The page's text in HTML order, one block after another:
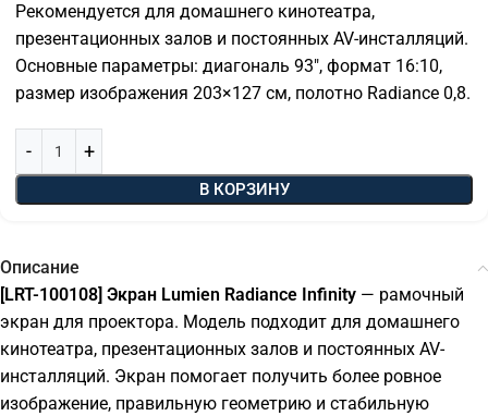
Рекомендуется для домашнего кинотеатра,
презентационных залов и постоянных AV-инсталляций.
Основные параметры: диагональ 93″, формат 16:10,
размер изображения 203×127 см, полотно Radiance 0,8.
В КОРЗИНУ
Описание
[LRT-100108] Экран Lumien Radiance Infinity — рамочный
экран для проектора. Модель подходит для домашнего
кинотеатра, презентационных залов и постоянных AV-
инсталляций. Экран помогает получить более ровное
изображение, правильную геометрию и стабильную